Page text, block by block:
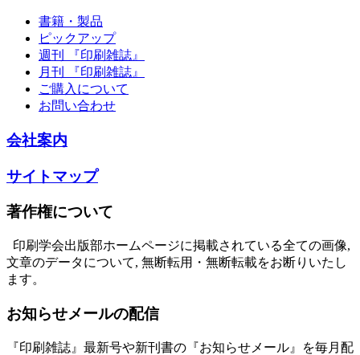
書籍・製品
ピックアップ
週刊 『印刷雑誌』
月刊 『印刷雑誌』
ご購入について
お問い合わせ
会社案内
サイトマップ
著作権について
印刷学会出版部ホームページに掲載されている全ての画像,
文章のデータについて, 無断転用・無断転載をお断りいたし
ます。
お知らせメールの配信
『印刷雑誌』最新号や新刊書の『お知らせメール』を毎月配